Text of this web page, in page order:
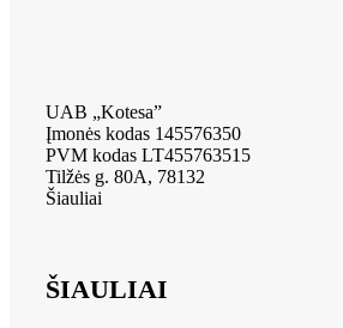
UAB „Kotesa”
Įmonės kodas 145576350
PVM kodas LT455763515
Tilžės g. 80A, 78132
Šiauliai
ŠIAULIAI